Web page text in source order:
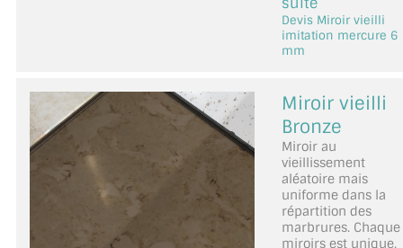
Devis Miroir vieilli
imitation mercure 6
mm
Miroir vieilli
Bronze
Miroir au
vieillissement
aléatoire mais
uniforme dans la
répartition des
marbrures. Chaque
miroirs est unique.